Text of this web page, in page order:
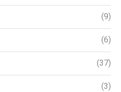
(9)
(6)
(37)
(3)